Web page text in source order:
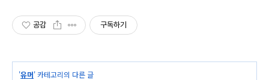
공감 구독하기
'유머' 카테고리의 다른 글